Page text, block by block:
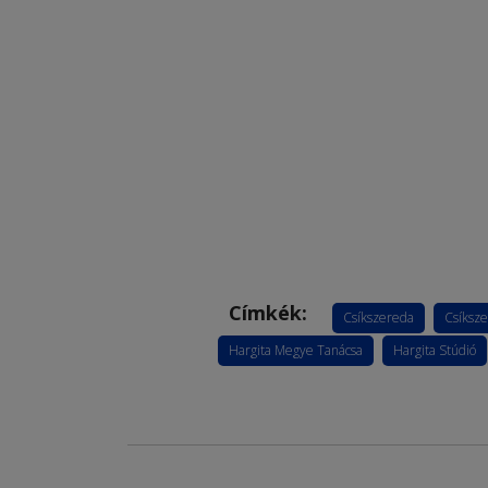
Címkék: Csíkszereda
Hargita Megye Tanácsa
Hargita Stúdió